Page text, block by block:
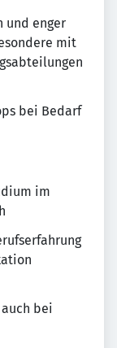
und enger
mit
bei Bedarf
im
bei